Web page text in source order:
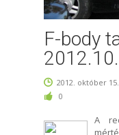
F-body
2012. október 15.
0
A